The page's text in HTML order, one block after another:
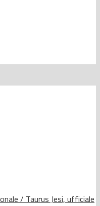
/ Taurus Jesi, ufficiale